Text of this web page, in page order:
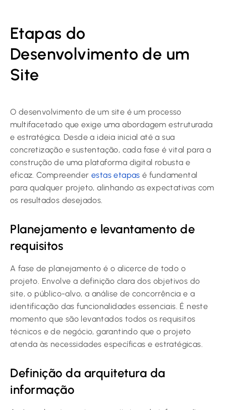
Etapas do
Desenvolvimento de um
Site
O desenvolvimento de um site é um processo
multifacetado que exige uma abordagem estruturada
e estratégica. Desde a ideia inicial até a sua
concretização e sustentação, cada fase é vital para a
construção de uma plataforma digital robusta e
eficaz. Compreender estas etapas é fundamental
para qualquer projeto, alinhando as expectativas com
os resultados desejados.
Planejamento e levantamento de
requisitos
A fase de planejamento é o alicerce de todo o
projeto. Envolve a definição clara dos objetivos do
site, o público-alvo, a análise de concorrência e a
identificação das funcionalidades essenciais. É neste
momento que são levantados todos os requisitos
técnicos e de negócio, garantindo que o projeto
atenda às necessidades específicas e estratégicas.
Definição da arquitetura da
informação